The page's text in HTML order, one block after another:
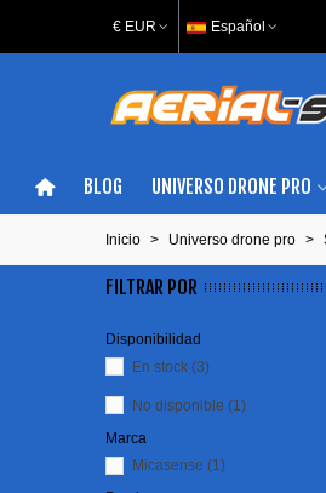
€ EUR Español
BLOG UNIVERSO DRONE PRO
Inicio > Universo drone pro >
FILTRAR POR
Disponibilidad
En stock (3)
No disponible (1)
Marca
Micasense (1)